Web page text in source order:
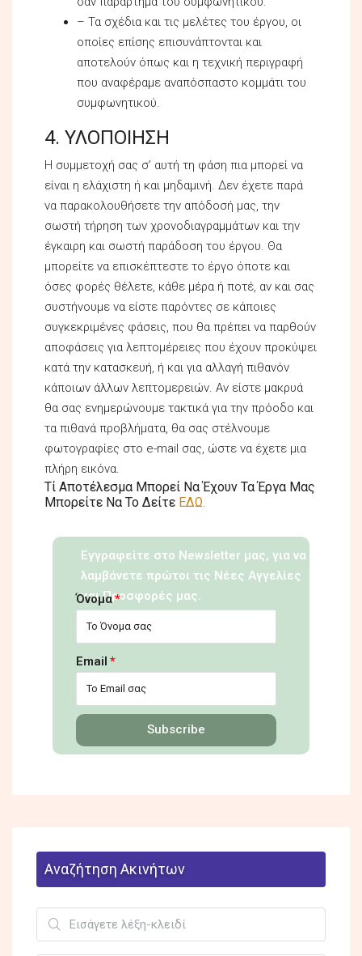
– Τα σχέδια και τις μελέτες του έργου, οι
οποίες επίσης επισυνάπτονται και
αποτελούν όπως και η τεχνική περιγραφή
που αναφέραμε αναπόσπαστο κομμάτι του
συμφωνητικού.
4. ΥΛΟΠΟΙΗΣΗ
Η συμμετοχή σας σ’ αυτή τη φάση πια μπορεί να
είναι η ελάχιστη ή και μηδαμινή. Δεν έχετε παρά
να παρακολουθήσετε την απόδοσή μας, την
σωστή τήρηση των χρονοδιαγραμμάτων και την
έγκαιρη και σωστή παράδοση του έργου. Θα
μπορείτε να επισκέπτεστε το έργο όποτε και
όσες φορές θέλετε, κάθε μέρα ή ποτέ, αν και σας
συστήνουμε να είστε παρόντες σε κάποιες
συγκεκριμένες φάσεις, που θα πρέπει να παρθούν
αποφάσεις για λεπτομέρειες που έχουν προκύψει
κατά την κατασκευή, ή και για αλλαγή πιθανόν
κάποιων άλλων λεπτομερειών. Αν είστε μακρυά
θα σας ενημερώνουμε τακτικά για την πρόοδο και
τα πιθανά προβλήματα, θα σας στέλνουμε
φωτογραφίες στο e-mail σας, ώστε να έχετε μια
πλήρη εικόνα.
Tί Αποτέλεσμα Μπορεί Να Έχουν Τα Έργα Μας
Μπορείτε Να Το Δείτε ΕΔΩ.
Εγγραφείτε στο Newsletter μας, για να
λαμβάνετε πρώτοι τις Νέες Αγγελίες
και Προσφορές μας.
Όνομα
Email
Subscribe
Αναζήτηση Ακινήτων